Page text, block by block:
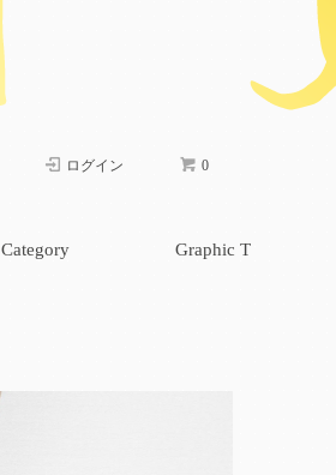
ログイン 0
Category Graphic T